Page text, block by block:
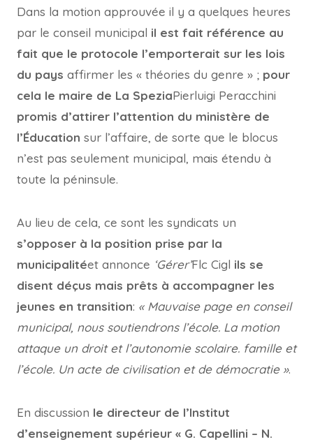
Dans la motion approuvée il y a quelques heures
par le conseil municipal il est fait référence au
fait que le protocole l’emporterait sur les lois
du pays affirmer les « théories du genre » ; pour
cela le maire de La SpeziaPierluigi Peracchini
promis d’attirer l’attention du ministère de
l’Éducation sur l’affaire, de sorte que le blocus
n’est pas seulement municipal, mais étendu à
toute la péninsule.
Au lieu de cela, ce sont les syndicats un
s’opposer à la position prise par la
municipalitéet annonce ‘Gérer’Flc Cigl ils se
disent déçus mais prêts à accompagner les
jeunes en transition: « Mauvaise page en conseil
municipal, nous soutiendrons l’école. La motion
attaque un droit et l’autonomie scolaire. famille et
l’école. Un acte de civilisation et de démocratie ».
En discussion le directeur de l’Institut
d’enseignement supérieur « G. Capellini – N.